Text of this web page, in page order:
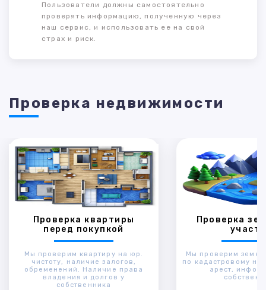
Пользователи должны самостоятельно
проверять информацию, полученную через
наш сервис, и использовать ее на свой
страх и риск.
Проверка недвижимости
Проверка квартиры
перед покупкой
Мы проверим квартиру на юр.
чистоту, наличие залогов,
обременений. Наличие права
владения и долгов у
собственника
Проверка
Мы проверим
по кадастровому
арест,